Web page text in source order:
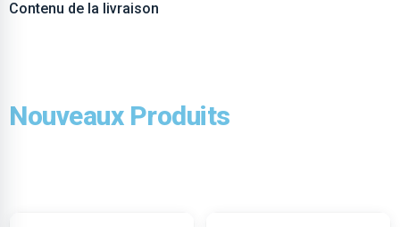
Contenu de la livraison
Nouveaux Produits